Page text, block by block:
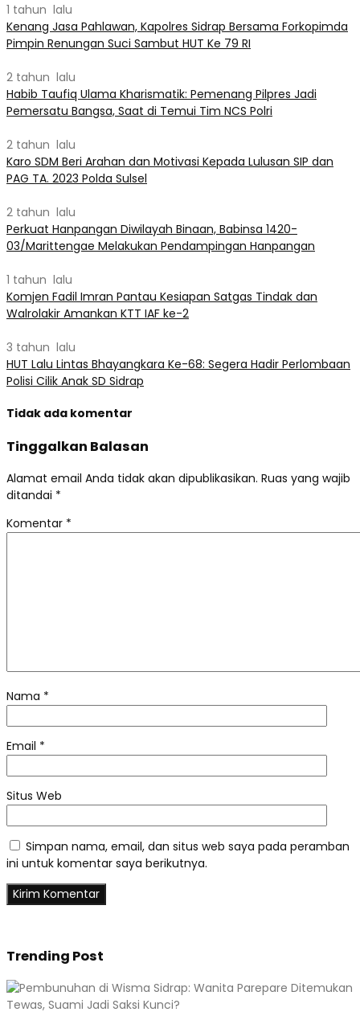
1 tahun lalu
Kenang Jasa Pahlawan, Kapolres Sidrap Bersama Forkopimda
Pimpin Renungan Suci Sambut HUT Ke 79 RI
2 tahun lalu
Habib Taufiq Ulama Kharismatik: Pemenang Pilpres Jadi
Pemersatu Bangsa, Saat di Temui Tim NCS Polri
2 tahun lalu
Karo SDM Beri Arahan dan Motivasi Kepada Lulusan SIP dan
PAG TA. 2023 Polda Sulsel
2 tahun lalu
Perkuat Hanpangan Diwilayah Binaan, Babinsa 1420-
03/Marittengae Melakukan Pendampingan Hanpangan
1 tahun lalu
Komjen Fadil Imran Pantau Kesiapan Satgas Tindak dan
Walrolakir Amankan KTT IAF ke-2
3 tahun lalu
HUT Lalu Lintas Bhayangkara Ke-68: Segera Hadir Perlombaan
Polisi Cilik Anak SD Sidrap
Tidak ada komentar
Tinggalkan Balasan
Alamat email Anda tidak akan dipublikasikan. Ruas yang wajib
ditandai *
Komentar *
Nama *
Email *
Situs Web
Simpan nama, email, dan situs web saya pada peramban
ini untuk komentar saya berikutnya.
Trending Post